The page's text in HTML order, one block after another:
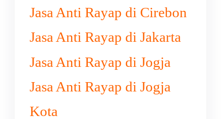
Jasa Anti Rayap di Cirebon
Jasa Anti Rayap di Jakarta
Jasa Anti Rayap di Jogja
Jasa Anti Rayap di Jogja
Kota